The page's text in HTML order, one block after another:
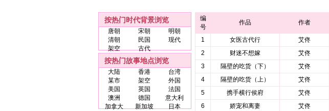
按热门时代背景浏览
唐朝 宋朝
明朝
清朝
民国
现代
架空
古代
按热门故事地点浏览
大陆 香港
台湾
某市
架空
外国
美国
英国
法国
澳洲
德国
意大利
加拿大
新加坡
日本
编
号
作品 作者
1 女医古代行 艾佟
2
财迷不想嫁 艾佟
3
隔壁的吃货（下） 艾佟
4
隔壁的吃货（上） 艾佟
5
携手横行侯府 艾佟
6
娇宠和离妻 艾佟